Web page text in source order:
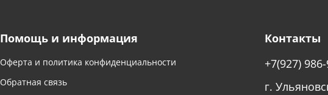
Помощь и информация
Оферта и политика конфиденциальности
Обратная связь
Контакты
+7(927)
г.